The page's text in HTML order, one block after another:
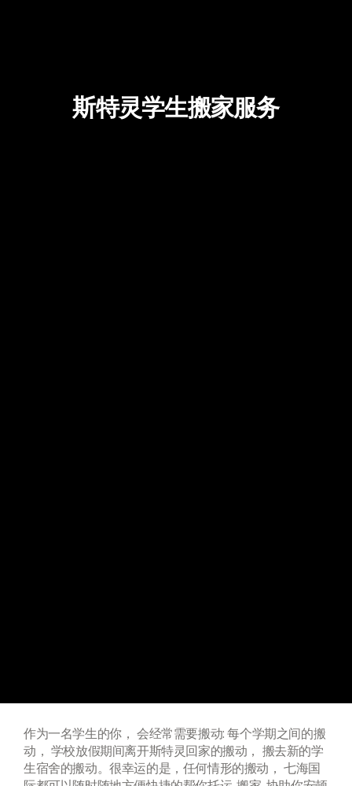
斯特灵学生搬家服务
作为一名学生的你， 会经常需要搬动: 每个学期之间的搬
动， 学校放假期间离开斯特灵回家的搬动， 搬去新的学
生宿舍的搬动。很幸运的是，任何情形的搬动， 七海国